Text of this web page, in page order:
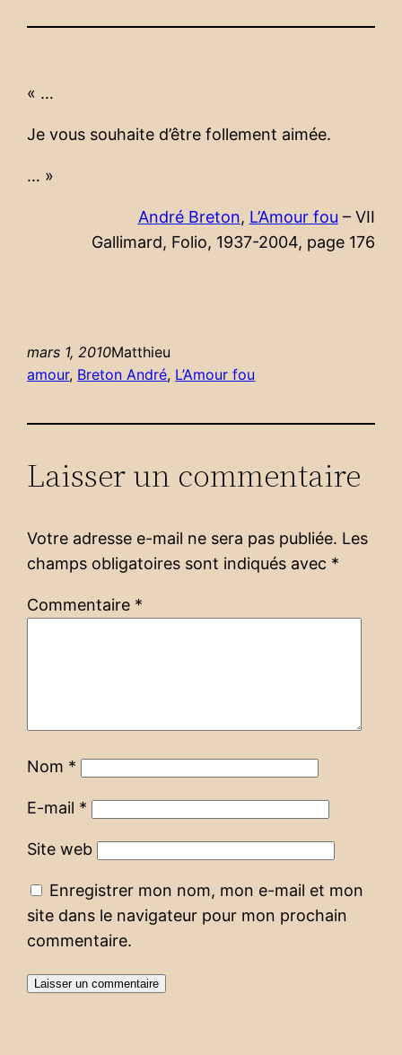
« …
Je vous souhaite d’être follement aimée.
… »
André Breton, L’Amour fou – VII
Gallimard, Folio, 1937-2004, page 176
mars 1, 2010Matthieu
amour, Breton André, L’Amour fou
Laisser un commentaire
Votre adresse e-mail ne sera pas publiée. Les
champs obligatoires sont indiqués avec *
Commentaire *
Nom *
E-mail *
Site web
Enregistrer mon nom, mon e-mail et mon
site dans le navigateur pour mon prochain
commentaire.